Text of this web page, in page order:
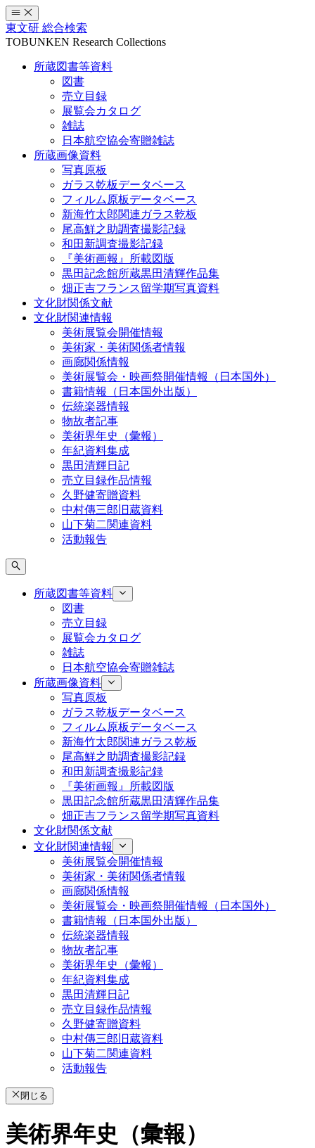
コ
ン
テ
東文研 総合検索
TOBUNKEN Research Collections
所蔵図書等資料
図書
売立目録
展覧会カタログ
雑誌
日本航空協会寄贈雑誌
所蔵画像資料
写真原板
ガラス乾板データベース
フィルム原板データベース
新海竹太郎関連ガラス乾板
尾高鮮之助調査撮影記録
和田新調査撮影記録
『美術画報』所載図版
黒田記念館所蔵黒田清輝作品集
畑正吉フランス留学期写真資料
文化財関係文献
文化財関連情報
美術展覧会開催情報
美術家・美術関係者情報
画廊関係情報
美術展覧会・映画祭開催情報（日本国外）
書籍情報（日本国外出版）
伝統楽器情報
物故者記事
美術界年史（彙報）
年紀資料集成
黒田清輝日記
売立目録作品情報
久野健寄贈資料
中村傳三郎旧蔵資料
山下菊二関連資料
活動報告
所蔵図書等資料
図書
売立目録
展覧会カタログ
雑誌
日本航空協会寄贈雑誌
所蔵画像資料
写真原板
ガラス乾板データベース
フィルム原板データベース
新海竹太郎関連ガラス乾板
尾高鮮之助調査撮影記録
和田新調査撮影記録
『美術画報』所載図版
黒田記念館所蔵黒田清輝作品集
畑正吉フランス留学期写真資料
文化財関係文献
文化財関連情報
美術展覧会開催情報
美術家・美術関係者情報
画廊関係情報
美術展覧会・映画祭開催情報（日本国外）
書籍情報（日本国外出版）
伝統楽器情報
物故者記事
美術界年史（彙報）
年紀資料集成
黒田清輝日記
売立目録作品情報
久野健寄贈資料
中村傳三郎旧蔵資料
山下菊二関連資料
活動報告
閉じる
美術界年史（彙報）